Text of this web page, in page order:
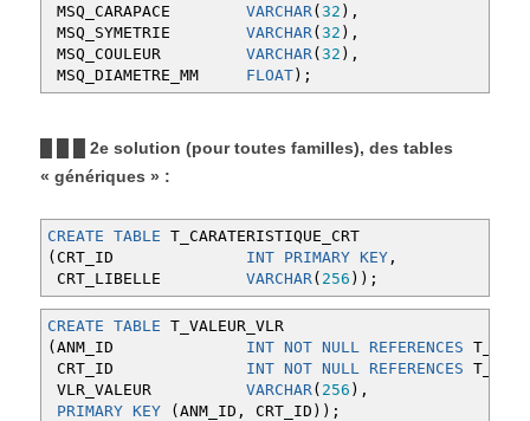
MSQ_CARAPACE VARCHAR( 32 ) ,
MSQ_SYMETRIE VARCHAR( 32 ) ,
MSQ_COULEUR VARCHAR( 32 ) ,
MSQ_DIAMETRE_MM FLOAT) ;
█ █ █ 2e solution (pour toutes familles), des tables
« génériques » :
CREATE TABLE T_CARATERISTIQUE_CRT
( CRT_ID INT PRIMARY KEY ,
CRT_LIBELLE VARCHAR( 256 ) ) ;
CREATE TABLE T_VALEUR_VLR
( ANM_ID INT NOT NULL REFERENCES
CRT_ID INT NOT NULL REFERENCES
VLR_VALEUR VARCHAR( 256 ) ,
PRIMARY KEY ( ANM_ID , CRT_ID ) ) ;